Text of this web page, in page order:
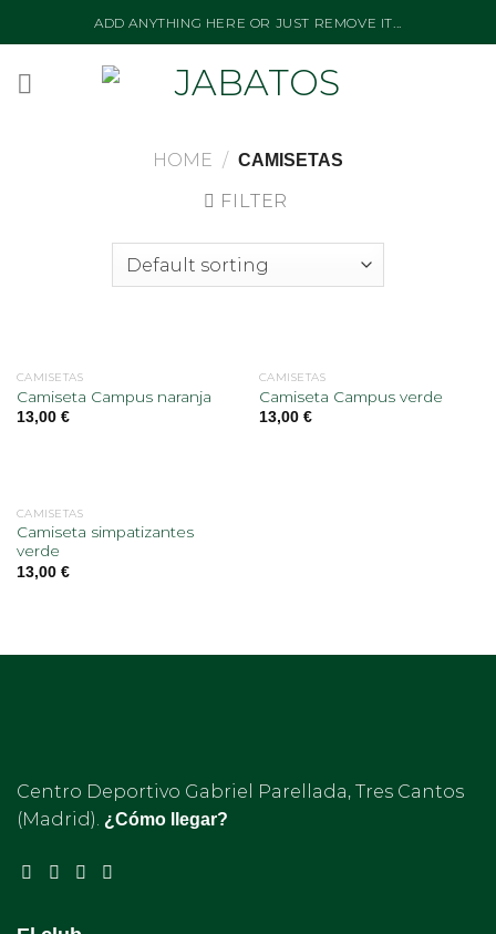
to
ADD ANYTHING HERE OR JUST REMOVE IT...
HOME / CAMISETAS
FILTER
CAMISETAS
Camiseta Campus naranja
13,00 €
CAMISETAS
Camiseta Campus verde
13,00 €
CAMISETAS
Camiseta simpatizantes
verde
13,00 €
Centro Deportivo Gabriel Parellada, Tres Cantos
(Madrid). ¿Cómo llegar?